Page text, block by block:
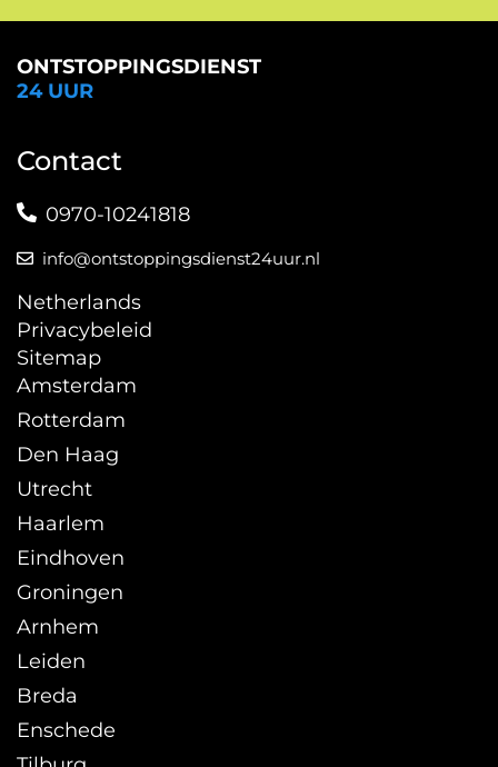
ONTSTOPPINGSDIENST
24 UUR
Contact
0970-10241818
info@ontstoppingsdienst24uur.nl
Netherlands
Privacybeleid
Sitemap
Amsterdam
Rotterdam
Den Haag
Utrecht
Haarlem
Eindhoven
Groningen
Arnhem
Leiden
Breda
Enschede